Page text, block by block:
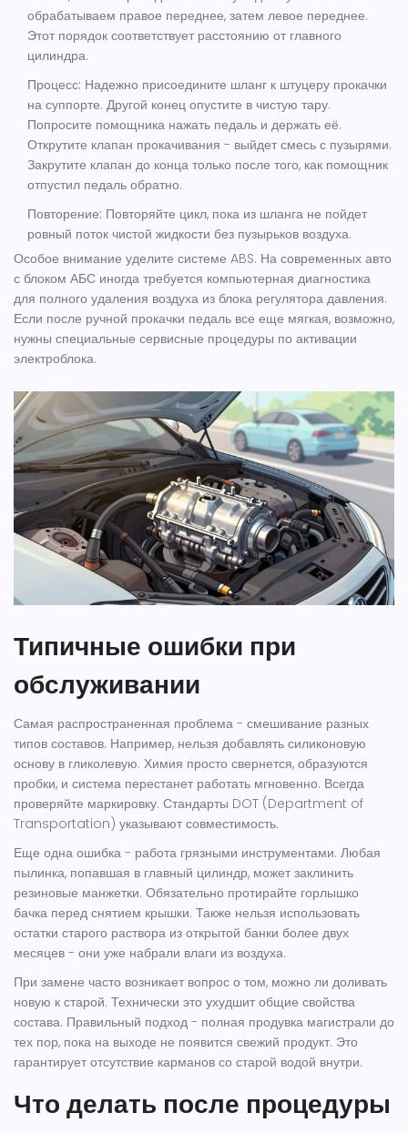
обрабатываем правое переднее, затем левое переднее.
Этот порядок соответствует расстоянию от главного
цилиндра.
Процесс: Надежно присоедините шланг к штуцеру прокачки
на суппорте. Другой конец опустите в чистую тару.
Попросите помощника нажать педаль и держать её.
Открутите клапан прокачивания - выйдет смесь с пузырями.
Закрутите клапан до конца только после того, как помощник
отпустил педаль обратно.
Повторение: Повторяйте цикл, пока из шланга не пойдет
ровный поток чистой жидкости без пузырьков воздуха.
Особое внимание уделите системе ABS. На современных авто
с блоком АБС иногда требуется компьютерная диагностика
для полного удаления воздуха из блока регулятора давления.
Если после ручной прокачки педаль все еще мягкая, возможно,
нужны специальные сервисные процедуры по активации
электроблока.
Типичные ошибки при
обслуживании
Самая распространенная проблема - смешивание разных
типов составов. Например, нельзя добавлять силиконовую
основу в гликолевую. Химия просто свернется, образуются
пробки, и система перестанет работать мгновенно. Всегда
проверяйте маркировку. Стандарты DOT (Department of
Transportation) указывают совместимость.
Еще одна ошибка - работа грязными инструментами. Любая
пылинка, попавшая в главный цилиндр, может заклинить
резиновые манжетки. Обязательно протирайте горлышко
бачка перед снятием крышки. Также нельзя использовать
остатки старого раствора из открытой банки более двух
месяцев - они уже набрали влаги из воздуха.
При замене часто возникает вопрос о том, можно ли доливать
новую к старой. Технически это ухудшит общие свойства
состава. Правильный подход - полная продувка магистрали до
тех пор, пока на выходе не появится свежий продукт. Это
гарантирует отсутствие карманов со старой водой внутри.
Что делать после процедуры